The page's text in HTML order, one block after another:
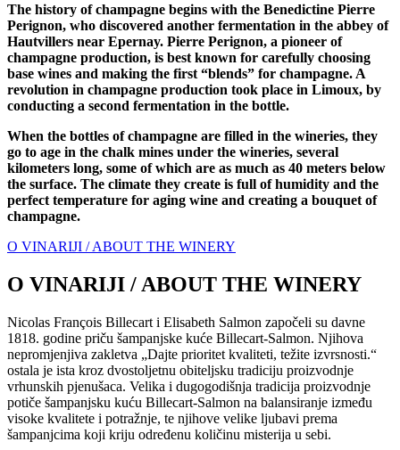
The history of champagne begins with the Benedictine Pierre
Perignon, who discovered another fermentation in the abbey of
Hautvillers near Epernay. Pierre Perignon, a pioneer of
champagne production, is best known for carefully choosing
base wines and making the first “blends” for champagne. A
revolution in champagne production took place in Limoux, by
conducting a second fermentation in the bottle.
When the bottles of champagne are filled in the wineries, they
go to age in the chalk mines under the wineries, several
kilometers long, some of which are as much as 40 meters below
the surface. The climate they create is full of humidity and the
perfect temperature for aging wine and creating a bouquet of
champagne.
O VINARIJI / ABOUT THE WINERY
O VINARIJI / ABOUT THE WINERY
Nicolas François Billecart i Elisabeth Salmon započeli su davne
1818. godine priču šampanjske kuće Billecart-Salmon. Njihova
nepromjenjiva zakletva „Dajte prioritet kvaliteti, težite izvrsnosti.“
ostala je ista kroz dvostoljetnu obiteljsku tradiciju proizvodnje
vrhunskih pjenušaca. Velika i dugogodišnja tradicija proizvodnje
potiče šampanjsku kuću Billecart-Salmon na balansiranje između
visoke kvalitete i potražnje, te njihove velike ljubavi prema
šampanjcima koji kriju određenu količinu misterija u sebi.